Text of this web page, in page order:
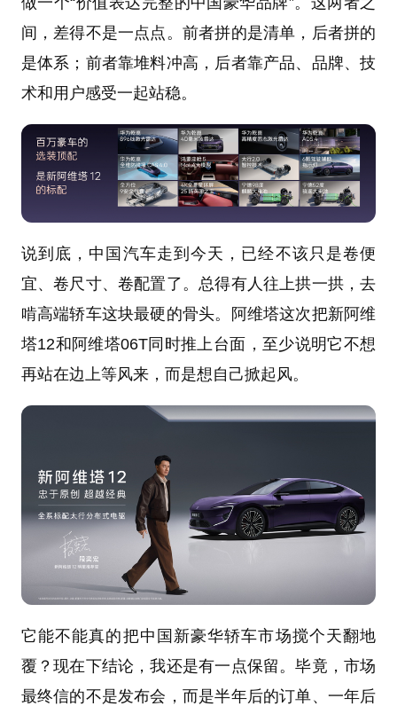
间，差得不是一点点。前者拼的是清单，后者拼的
是体系；前者靠堆料冲高，后者靠产品、品牌、技
术和用户感受一起站稳。
说到底，中国汽车走到今天，已经不该只是卷便
宜、卷尺寸、卷配置了。总得有人往上拱一拱，去
啃高端轿车这块最硬的骨头。阿维塔这次把新阿维
塔12和阿维塔06T同时推上台面，至少说明它不想
再站在边上等风来，而是想自己掀起风。
它能不能真的把中国新豪华轿车市场搅个天翻地
覆？现在下结论，我还是有一点保留。毕竟，市场
最终信的不是发布会，而是半年后的订单、一年后